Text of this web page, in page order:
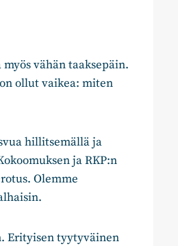
vähän taaksepäin.
ollut vaikea: miten
hillitsemällä ja
ja RKP:n
Olemme
Erityisen tyytyväinen